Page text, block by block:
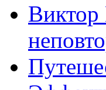
Виктор